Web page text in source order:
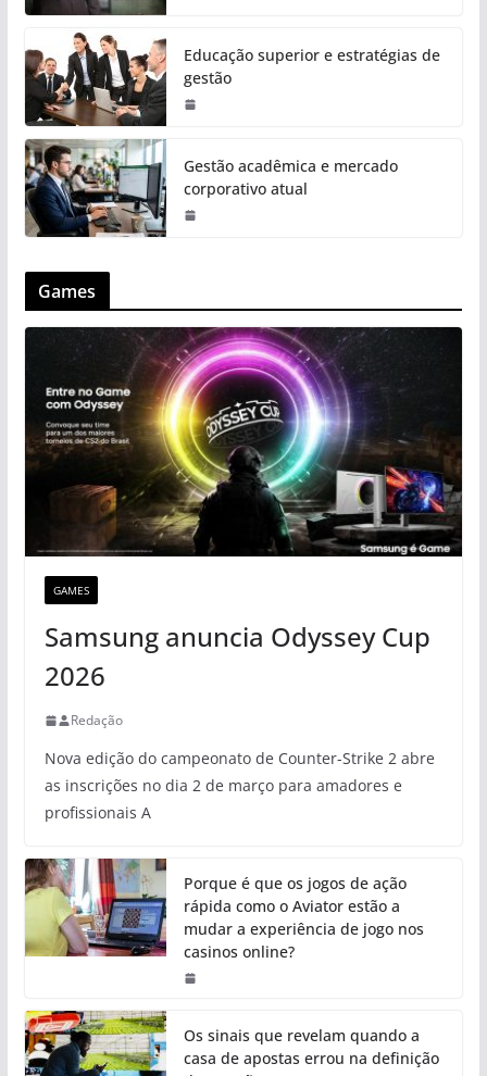
Educação superior e estratégias de
gestão
Gestão acadêmica e mercado
corporativo atual
Games
GAMES
Samsung anuncia Odyssey Cup
2026
Redação
Nova edição do campeonato de Counter-Strike 2 abre
as inscrições no dia 2 de março para amadores e
profissionais A
Porque é que os jogos de ação
rápida como o Aviator estão a
mudar a experiência de jogo nos
casinos online?
Os sinais que revelam quando a
casa de apostas errou na definição